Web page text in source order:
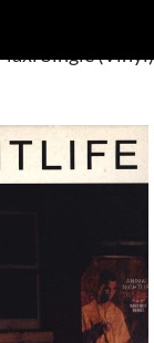
Single (Vinyl)